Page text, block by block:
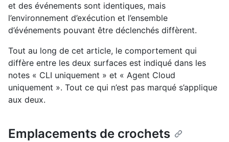
et des événements sont identiques, mais
l’environnement d’exécution et l’ensemble
d’événements pouvant être déclenchés diffèrent.
Tout au long de cet article, le comportement qui
diffère entre les deux surfaces est indiqué dans les
notes « CLI uniquement » et « Agent Cloud
uniquement ». Tout ce qui n’est pas marqué s’applique
aux deux.
Emplacements de crochets